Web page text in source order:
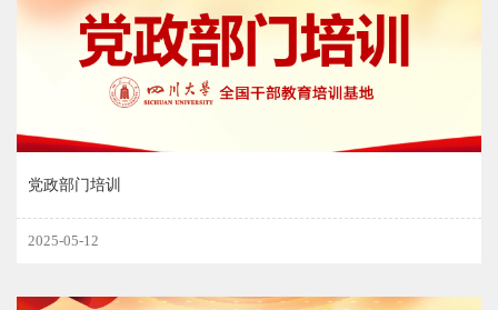
党政部门培训
2025-05-12